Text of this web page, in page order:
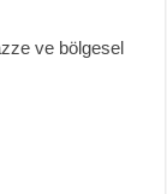
ve bölgesel